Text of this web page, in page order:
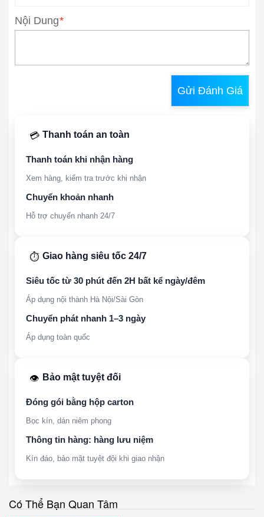
*
Nội Dung
Gửi Đánh Giá
💳 Thanh toán an toàn
Thanh toán khi nhận hàng
Xem hàng, kiểm tra trước khi nhận
Chuyển khoản nhanh
Hỗ trợ chuyển nhanh 24/7
⏱️ Giao hàng siêu tốc 24/7
Siêu tốc từ 30 phút đến 2H bất kể ngày/đêm
Áp dụng nội thành Hà Nội/Sài Gòn
Chuyển phát nhanh 1–3 ngày
Áp dụng toàn quốc
👁️ Bảo mật tuyệt đối
Đóng gói bằng hộp carton
Bọc kín, dán niêm phong
Thông tin hàng: hàng lưu niệm
Kín đáo, bảo mật tuyệt đội khi giao nhận
Có Thể Bạn Quan Tâm